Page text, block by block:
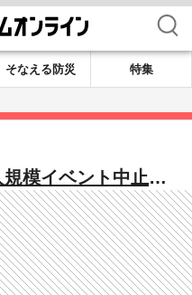
検索
そなえる防災
特集
模イベント中止
服着て野草採取す
くに“クマ出没”